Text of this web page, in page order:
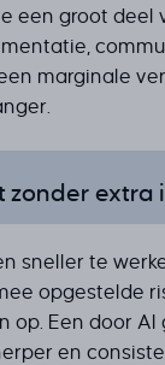
een groot deel
marginale
zonder extra
sneller te
opgestelde
op. Een door AI
en